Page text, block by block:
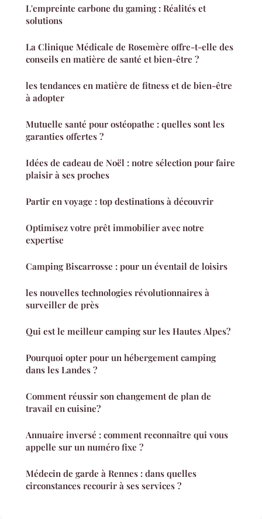
L'empreinte carbone du gaming : Réalités et
solutions
La Clinique Médicale de Rosemère offre-t-elle des
conseils en matière de santé et bien-être ?
les tendances en matière de fitness et de bien-être
à adopter
Mutuelle santé pour ostéopathe : quelles sont les
garanties offertes ?
Idées de cadeau de Noël : notre sélection pour faire
plaisir à ses proches
Partir en voyage : top destinations à découvrir
Optimisez votre prêt immobilier avec notre
expertise
Camping Biscarrosse : pour un éventail de loisirs
les nouvelles technologies révolutionnaires à
surveiller de près
Qui est le meilleur camping sur les Hautes Alpes?
Pourquoi opter pour un hébergement camping
dans les Landes ?
Comment réussir son changement de plan de
travail en cuisine?
Annuaire inversé : comment reconnaître qui vous
appelle sur un numéro fixe ?
Médecin de garde à Rennes : dans quelles
circonstances recourir à ses services ?